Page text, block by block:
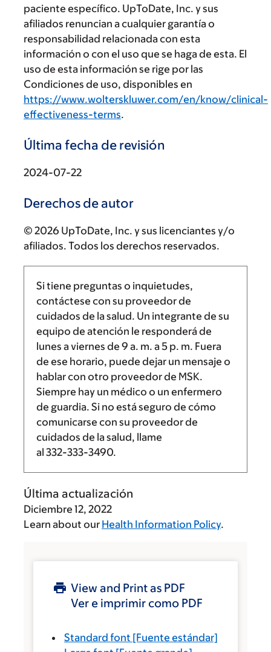
paciente específico. UpToDate, Inc. y sus
afiliados renuncian a cualquier garantía o
responsabilidad relacionada con esta
información o con el uso que se haga de esta. El
uso de esta información se rige por las
Condiciones de uso, disponibles en
https://www.wolterskluwer.com/en/know/clinical-
effectiveness-terms.
Última fecha de revisión
2024-07-22
Derechos de autor
© 2026 UpToDate, Inc. y sus licenciantes y/o
afiliados. Todos los derechos reservados.
Si tiene preguntas o inquietudes,
contáctese con su proveedor de
cuidados de la salud. Un integrante de su
equipo de atención le responderá de
lunes a viernes de 9 a. m. a5 p. m. Fuera
de ese horario, puede dejar un mensaje o
hablar con otro proveedor de MSK.
Siempre hay un médico o un enfermero
de guardia. Si no está seguro de cómo
comunicarse con su proveedor de
cuidados de la salud, llame
al 332-333-3490.
Última actualización
Diciembre 12, 2022
Learn about our Health Information Policy.
View and Print as PDF
Ver e imprimir como PDF
Standard font [Fuente estándar]